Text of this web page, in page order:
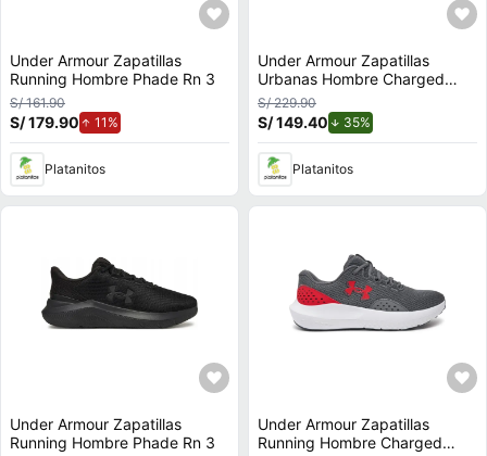
Under Armour Zapatillas
Running Hombre Phade Rn 3
S/ 161.90
S/ 179.90 11%
Platanitos
Under Armour Zapatillas
Urbanas Hombre Charged
Versurge
S/ 229.90
S/ 149.40 35%
Platanitos
Under Armour Zapatillas
Running Hombre Phade Rn 3
Under Armour Zapatillas
Running Hombre Charged